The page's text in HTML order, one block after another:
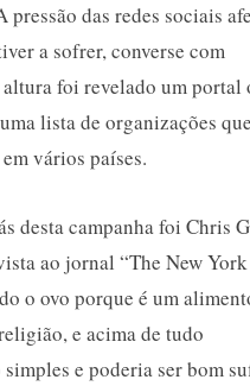
pressão das redes sociais
a sofrer, converse com
foi revelado um portal
lista de organizações
vários países.
desta campanha foi Chris
ao jornal “The New
o ovo porque é um
e acima de tudo
e poderia ser bom